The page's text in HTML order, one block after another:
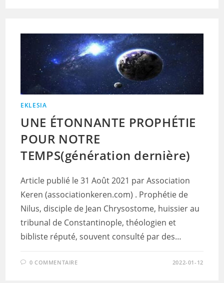
EKLESIA
UNE ÉTONNANTE PROPHÉTIE
POUR NOTRE
TEMPS(génération dernière)
Article publié le 31 Août 2021 par Association
Keren (associationkeren.com) . Prophétie de
Nilus, disciple de Jean Chrysostome, huissier au
tribunal de Constantinople, théologien et
bibliste réputé, souvent consulté par des…
0 COMMENTAIRE 2022-01-12